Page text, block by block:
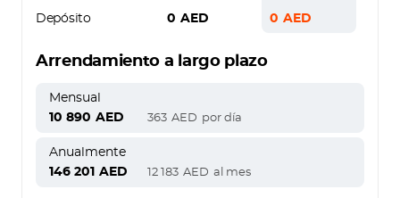
Depósito 0 AED 0 AED
Arrendamiento a largo plazo
Mensual
10 890 AED 363 AED por día
Anualmente
146 201 AED 12 183 AED al mes